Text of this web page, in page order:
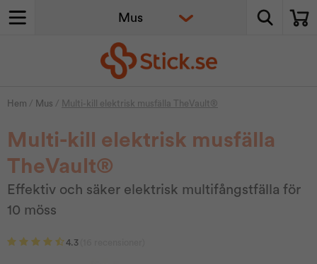
Hem / Mus / Multi-kill elektrisk musfälla TheVault®
Multi-kill elektrisk musfälla
TheVault®
Effektiv och säker elektrisk multifångstfälla för
10 möss
4.3